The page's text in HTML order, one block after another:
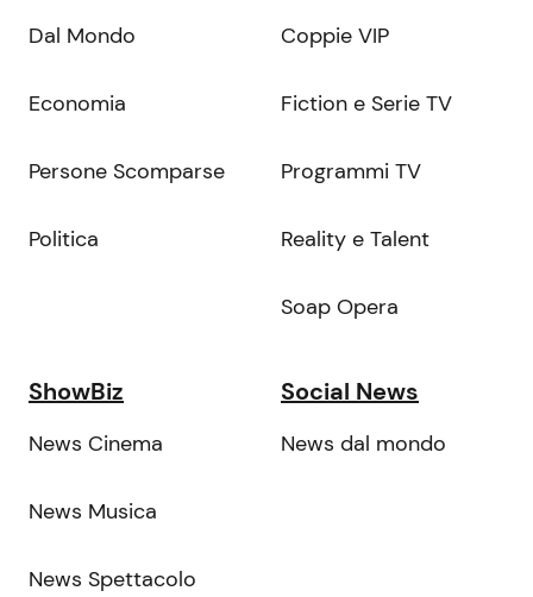
Dal Mondo
Economia
Persone Scomparse
Politica
Coppie VIP
Fiction e Serie TV
Programmi TV
Reality e Talent
Soap Opera
ShowBiz
News Cinema
News Musica
News Spettacolo
Social News
News dal mondo